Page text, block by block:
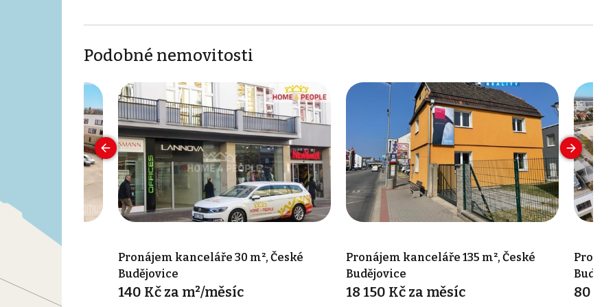
Podobné nemovitosti
m², České
Pronájem kanceláře 30 m², České
Budějovice
140 Kč za m²/měsíc
Pronájem kanceláře 135 m², České
Budějovice
18 150 Kč za měsíc 80